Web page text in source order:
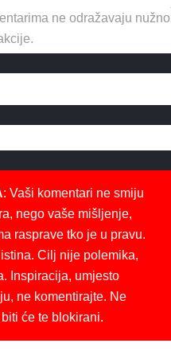
ne odražavaju nužno
: Vaši komentari ne smiju
nego vaše mišljenje,
rasprave tko je u pravu.
Cilj nije polemika,
Inspiracija, umjesto
ne komentirajte. Ne
će te blokirani.